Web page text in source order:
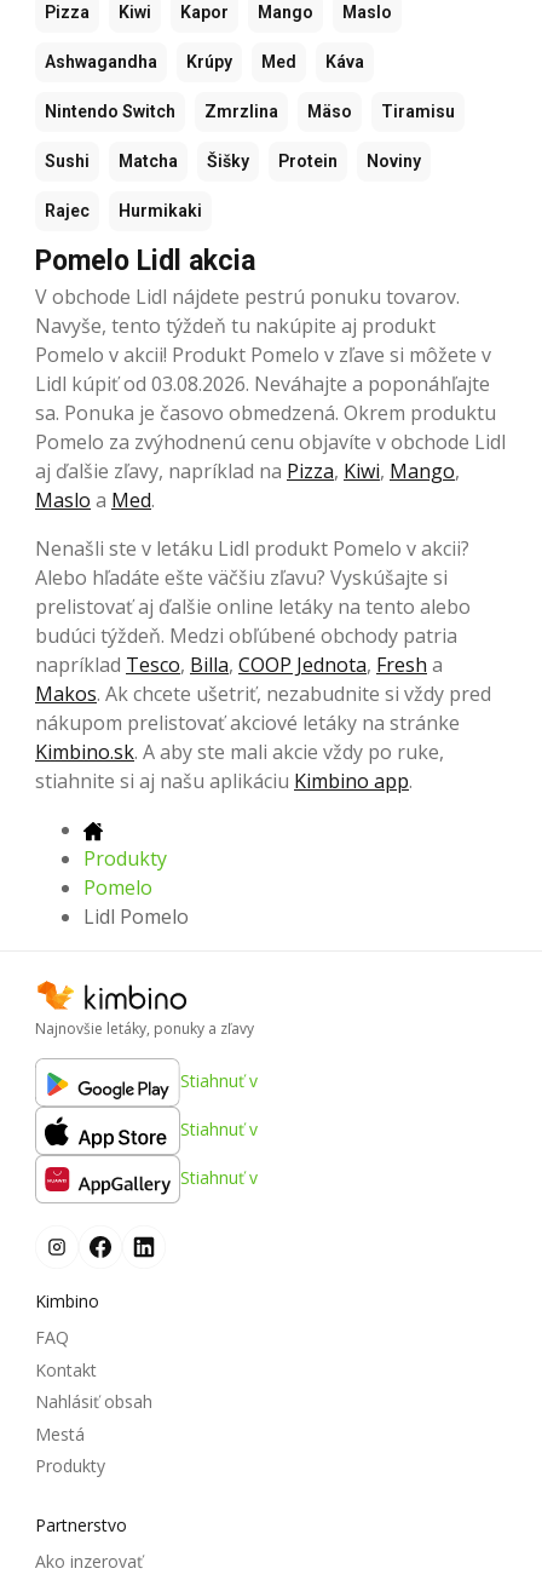
Pizza Kiwi Kapor Mango Maslo
Ashwagandha Krúpy Med Káva
Nintendo Switch Zmrzlina Mäso Tiramisu
Sushi Matcha Šišky Protein Noviny
Rajec Hurmikaki
Pomelo Lidl akcia
V obchode Lidl nájdete pestrú ponuku tovarov.
Navyše, tento týždeň tu nakúpite aj produkt
Pomelo v akcii! Produkt Pomelo v zľave si môžete v
Lidl kúpiť od 03.08.2026. Neváhajte a poponáhľajte
sa. Ponuka je časovo obmedzená. Okrem produktu
Pomelo za zvýhodnenú cenu objavíte v obchode Lidl
aj ďalšie zľavy, napríklad na Pizza, Kiwi, Mango,
Maslo a Med.
Nenašli ste v letáku Lidl produkt Pomelo v akcii?
Alebo hľadáte ešte väčšiu zľavu? Vyskúšajte si
prelistovať aj ďalšie online letáky na tento alebo
budúci týždeň. Medzi obľúbené obchody patria
napríklad Tesco, Billa, COOP Jednota, Fresh a
Makos. Ak chcete ušetriť, nezabudnite si vždy pred
nákupom prelistovať akciové letáky na stránke
Kimbino.sk. A aby ste mali akcie vždy po ruke,
stiahnite si aj našu aplikáciu Kimbino app.
Produkty
Pomelo
Lidl Pomelo
Najnovšie letáky, ponuky a zľavy
Stiahnuť v
Stiahnuť v
Stiahnuť v
Kimbino
FAQ
Kontakt
Nahlásiť obsah
Mestá
Produkty
Partnerstvo
Ako inzerovať